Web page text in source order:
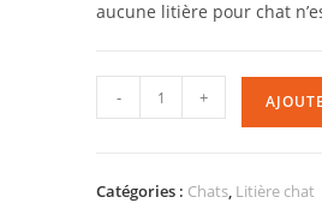
aucune litière pour chat
- +
Catégories : Chats, Litière chat